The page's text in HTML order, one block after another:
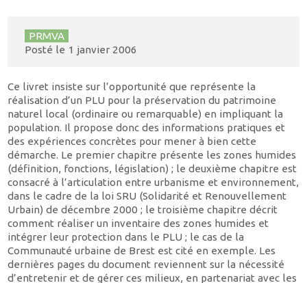
PRMVA
Posté le 1 janvier 2006
Ce livret insiste sur l’opportunité que représente la
réalisation d’un PLU pour la préservation du patrimoine
naturel local (ordinaire ou remarquable) en impliquant la
population. Il propose donc des informations pratiques et
des expériences concrètes pour mener à bien cette
démarche. Le premier chapitre présente les zones humides
(définition, fonctions, législation) ; le deuxième chapitre est
consacré à l’articulation entre urbanisme et environnement,
dans le cadre de la loi SRU (Solidarité et Renouvellement
Urbain) de décembre 2000 ; le troisième chapitre décrit
comment réaliser un inventaire des zones humides et
intégrer leur protection dans le PLU ; le cas de la
Communauté urbaine de Brest est cité en exemple. Les
dernières pages du document reviennent sur la nécessité
d’entretenir et de gérer ces milieux, en partenariat avec les